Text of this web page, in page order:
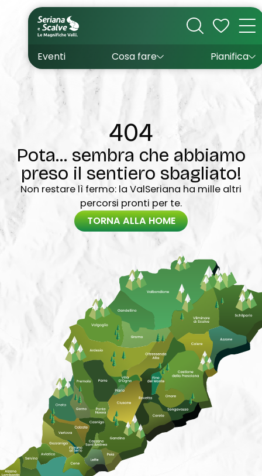
Eventi Cosa fare
Cultura
Outdoor
Esperienze
Pianifica
Dove dormire
Come arrivare
Come muoversi
Wishlist
Uffici turistici
404
Pota... sembra che abbiamo
preso il sentiero sbagliato!
Non restare lì fermo: la ValSeriana ha mille altri
percorsi pronti per te.
TORNA ALLA HOME